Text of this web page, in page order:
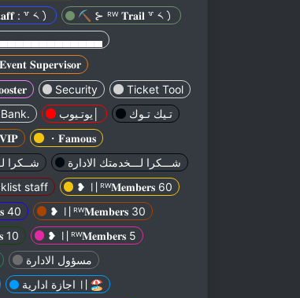
: ꒷ ༨㇁
⛏︎ ⊱ ᴿᵂ 𝐓𝐫𝐚𝐢𝐥 ꒷ ༨㇁
𝐒𝐮𝐩𝐞𝐫𝐯𝐢𝐬𝐨𝐫
Security
Ticket Tool
تـيك تـوك
・𝐅𝐚𝐦𝐨𝐮𝐬
شــكرا
شـــكرا لـــخدمتك الادارة
staff
❥ 〢‏ᴿᵂ𝐌𝐞𝐦𝐛𝐞𝐫𝐬 60
40
❥ 〢‏ᴿᵂ𝐌𝐞𝐦𝐛𝐞𝐫𝐬 30
10
❥ 〢‏ᴿᵂ𝐌𝐞𝐦𝐛𝐞𝐫𝐬 5
مسؤول الادارة
اجازة ادارية 〢🏖